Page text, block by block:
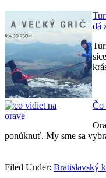
dá
Čo
ponúknuť. My sme sa
Filed Under: Bratislavský